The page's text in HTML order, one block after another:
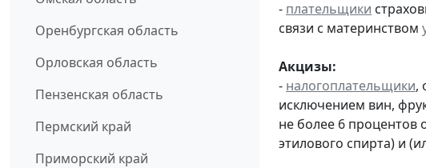
Оренбургская область
Орловская область
Пензенская область
Пермский край
Приморский край
- плательщики
связи с материнством
Акцизы:
- налогоплательщики,
исключением вин,
не более 6 процентов
этилового спирта) и